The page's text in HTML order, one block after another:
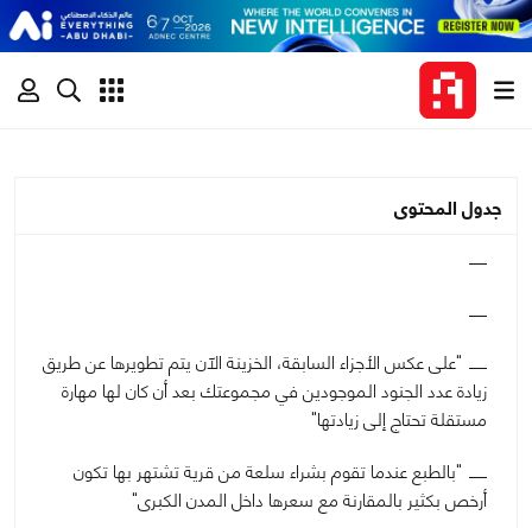
جدول المحتوى
"على عكس الأجزاء السابقة، الخزينة الآن يتم تطويرها عن طريق
زيادة عدد الجنود الموجودين في مجموعتك بعد أن كان لها مهارة
مستقلة تحتاج إلى زيادتها"
"بالطبع عندما تقوم بشراء سلعة من قرية تشتهر بها تكون
أرخص بكثير بالمقارنة مع سعرها داخل المدن الكبرى"